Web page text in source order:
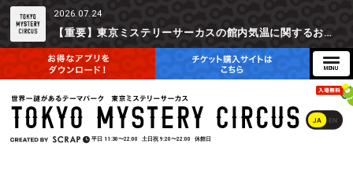
2026.07.24
【重要】東京ミステリーサーカスの館内気温に関するお詫びとご参加辞退時の返金対応について
JA EN
平日 11:30〜22:00 土日祝 9:20〜22:00 休館日